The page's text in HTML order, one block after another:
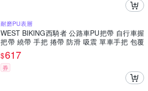
耐磨PU表層
WEST BIKING西騎者 公路車PU把帶 自行車握
把帶 繞帶 手把 捲帶 防滑 吸震 單車手把 包覆
帶 腳踏車
$617
券